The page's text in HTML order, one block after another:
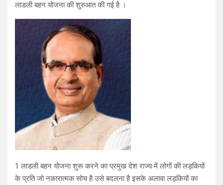
लाडली बहन योजना की शुरुआत की गई है ।
1 लाडली बहन योजना शुरू करने का प्रमुख देश राज्य में लोगों की लड़कियों
के प्रति जो नकारात्मक सोच है उसे बदलना है इसके अलावा लड़कियों का